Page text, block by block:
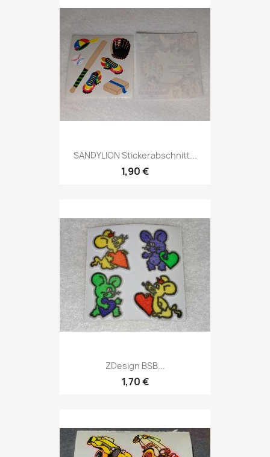
SANDYLION Stickerabschnitt...
1,90 €
ZDesign BSB...
1,70 €